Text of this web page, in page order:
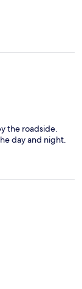
the roadside.
day and night.